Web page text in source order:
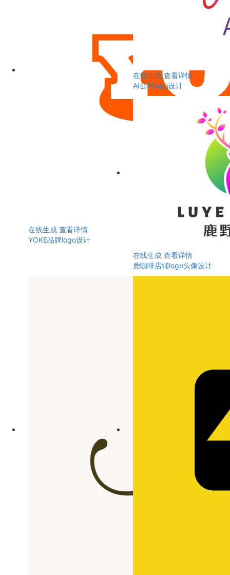
在线生成 查看详情
YOKE品牌logo设计
在线生成 查看详情
AI公司logo设计
在线生成 查看详情
鹿咖啡店铺logo头像设计